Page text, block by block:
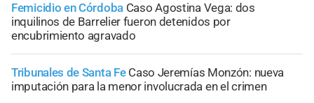
Femicidio en Córdoba Caso Agostina Vega: dos
inquilinos de Barrelier fueron detenidos por
encubrimiento agravado
Tribunales de Santa Fe Caso Jeremías Monzón: nueva
imputación para la menor involucrada en el crimen